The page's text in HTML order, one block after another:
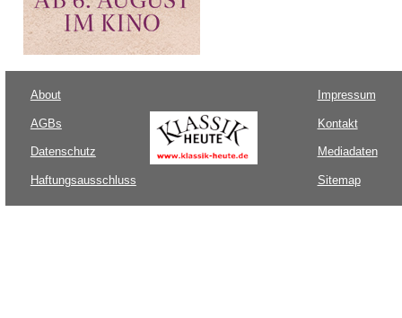
About
AGBs
Datenschutz
Haftungsausschluss
Impressum
Kontakt
Mediadaten
Sitemap